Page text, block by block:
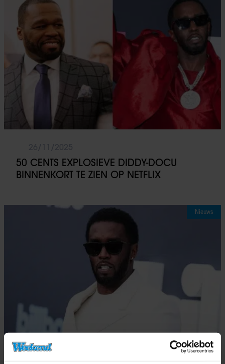
50 CENTS EXPLOSIEVE DIDDY-DOCU
BINNENKORT TE ZIEN OP NETFLIX
Nieuws